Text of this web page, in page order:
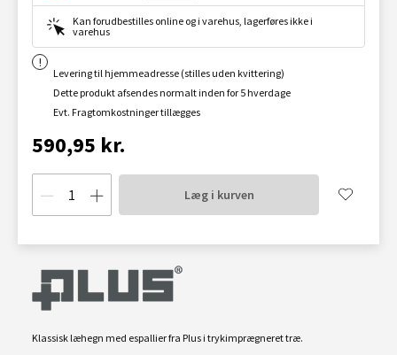
Kan forudbestilles online og i varehus, lagerføres ikke i
varehus
Levering til hjemmeadresse (stilles uden kvittering)
Dette produkt afsendes normalt inden for 5 hverdage
Evt. Fragtomkostninger tillægges
590,95 kr.
Læg i kurven
Klassisk læhegn med espallier fra Plus i trykimprægneret træ.